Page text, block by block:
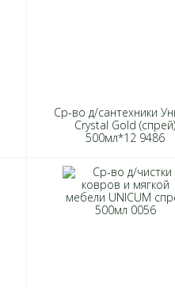
Ср-во д/сантехники
Crystal Gold
500мл*12 9486